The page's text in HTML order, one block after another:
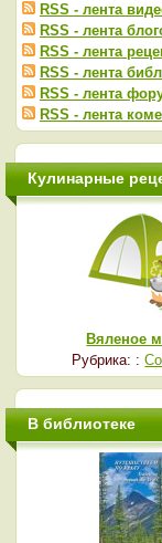
RSS - лента
RSS - лента
RSS - лента
RSS - лента
RSS - лента
RSS - лента
Кулинарные
Вяленое
Рубрика: :
В библиотеке